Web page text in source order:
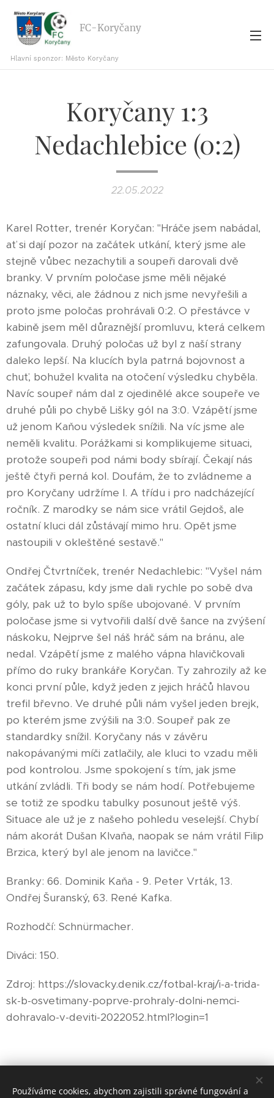
FC-Koryčany
Hlavní sponzor: Město Koryčany
Koryčany 1:3
Nedachlebice (0:2)
22.05.2022
Karel Rotter, trenér Koryčan: "Hráče jsem nabádal,
ať si dají pozor na začátek utkání, který jsme ale
stejně vůbec nezachytili a soupeři darovali dvě
branky. V prvním poločase jsme měli nějaké
náznaky, věci, ale žádnou z nich jsme nevyřešili a
proto jsme poločas prohrávali 0:2. O přestávce v
kabině jsem měl důraznější promluvu, která celkem
zafungovala. Druhý poločas už byl z naší strany
daleko lepší. Na klucích byla patrná bojovnost a
chuť, bohužel kvalita na otočení výsledku chyběla.
Navíc soupeř nám dal z ojedinělé akce soupeře ve
druhé půli po chybě Lišky gól na 3:0. Vzápětí jsme
už jenom Kaňou výsledek snížili. Na víc jsme ale
neměli kvalitu. Porážkami si komplikujeme situaci,
protože soupeři pod námi body sbírají. Čekají nás
ještě čtyři perná kol. Doufám, že to zvládneme a
pro Koryčany udržíme I. A třídu i pro nadcházející
ročník. Z marodky se nám sice vrátil Gejdoš, ale
ostatní kluci dál zůstávají mimo hru. Opět jsme
nastoupili v okleštěné sestavě."
Ondřej Čtvrtníček, trenér Nedachlebic: "Vyšel nám
začátek zápasu, kdy jsme dali rychle po sobě dva
góly, pak už to bylo spíše ubojované. V prvním
poločase jsme si vytvořili další dvě šance na zvýšení
náskoku, Nejprve šel náš hráč sám na bránu, ale
nedal. Vzápětí jsme z malého vápna hlavičkovali
přímo do ruky brankáře Koryčan. Ty zahrozily až ke
konci první půle, když jeden z jejich hráčů hlavou
trefil břevno. Ve druhé půli nám vyšel jeden brejk,
po kterém jsme zvýšili na 3:0. Soupeř pak ze
standardky snížil. Koryčany nás v závěru
nakopávanými míči zatlačily, ale kluci to vzadu měli
pod kontrolou. Jsme spokojení s tím, jak jsme
utkání zvládli. Tři body se nám hodí. Potřebujeme
se totiž ze spodku tabulky posunout ještě výš.
Situace ale už je z našeho pohledu veselejší. Chybí
nám akorát Dušan Klvaňa, naopak se nám vrátil Filip
Brzica, který byl ale jenom na lavičce."
Branky: 66. Dominik Kaňa - 9. Peter Vrták, 13.
Ondřej Šuranský, 63. René Kafka.
Rozhodčí: Schnürmacher.
Diváci: 150.
Zdroj: https://slovacky.denik.cz/fotbal-kraj/i-a-trida-
sk-b-osvetimany-poprve-prohraly-dolni-nemci-
dohravalo-v-deviti-2022052.html?login=1
Používáme cookies, abychom zajistili správné fungování a